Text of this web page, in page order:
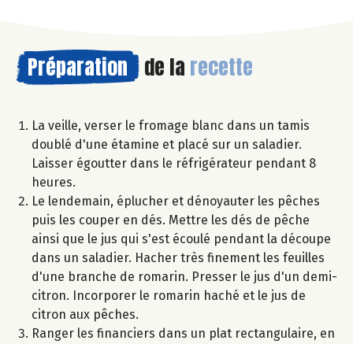
Préparation de la recette
La veille, verser le fromage blanc dans un tamis
doublé d'une étamine et placé sur un saladier.
Laisser égoutter dans le réfrigérateur pendant 8
heures.
Le lendemain, éplucher et dénoyauter les pêches
puis les couper en dés. Mettre les dés de pêche
ainsi que le jus qui s'est écoulé pendant la découpe
dans un saladier. Hacher très finement les feuilles
d'une branche de romarin. Presser le jus d'un demi-
citron. Incorporer le romarin haché et le jus de
citron aux pêches.
Ranger les financiers dans un plat rectangulaire, en